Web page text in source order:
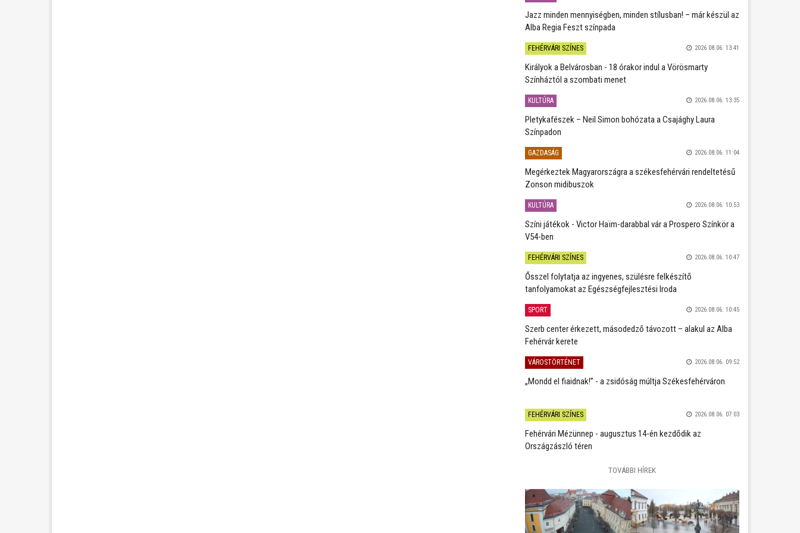
Jazz minden mennyiségben, minden stílusban! – már készül az
Alba Regia Feszt színpada
FEHÉRVÁRI SZÍNES 2026.08.06. 13:41
Királyok a Belvárosban - 18 órakor indul a Vörösmarty
Színháztól a szombati menet
KULTÚRA 2026.08.06. 13:35
Pletykafészek – Neil Simon bohózata a Csajághy Laura
Színpadon
GAZDASÁG 2026.08.06. 11:04
Megérkeztek Magyarországra a székesfehérvári rendeltetésű
Zonson midibuszok
KULTÚRA 2026.08.06. 10:53
Színi játékok - Victor Haïm-darabbal vár a Prospero Színkör a
V54-ben
FEHÉRVÁRI SZÍNES 2026.08.06. 10:47
Ősszel folytatja az ingyenes, szülésre felkészítő
tanfolyamokat az Egészségfejlesztési Iroda
SPORT 2026.08.06. 10:45
Szerb center érkezett, másodedző távozott – alakul az Alba
Fehérvár kerete
VÁROSTÖRTÉNET 2026.08.06. 09:52
„Mondd el fiaidnak!” - a zsidóság múltja Székesfehérváron
FEHÉRVÁRI SZÍNES 2026.08.06. 07:03
Fehérvári Mézünnep - augusztus 14-én kezdődik az
Országzászló téren
TOVÁBBI HÍREK